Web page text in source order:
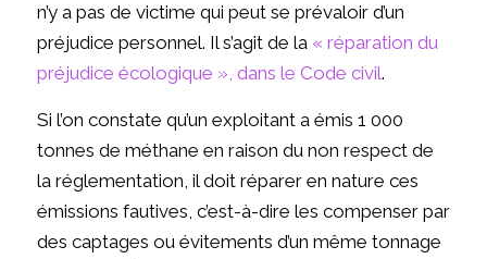
n’y a pas de victime qui peut se prévaloir d’un
préjudice personnel. Il s’agit de la « réparation du
préjudice écologique », dans le Code civil.
Si l’on constate qu’un exploitant a émis 1 000
tonnes de méthane en raison du non respect de
la réglementation, il doit réparer en nature ces
émissions fautives, c’est-à-dire les compenser par
des captages ou évitements d’un même tonnage